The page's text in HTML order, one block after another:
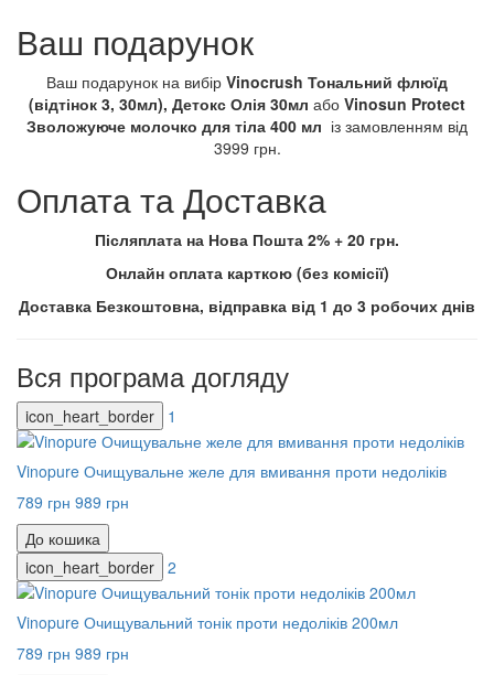
Ваш подарунок
Ваш подарунок на вибір Vinocrush Тональний флюїд
(відтінок 3, 30мл), Детокс Олія 30мл або Vinosun Protect
Зволожуюче молочко для тіла 400 мл із замовленням від
3999 грн.
Оплата та Доставка
Післяплата на Нова Пошта 2% + 20 грн.
Онлайн оплата карткою (без комісії)
Доставка Безкоштовна, відправка від 1 до 3 робочих днів
Вся програма догляду
icon_heart_border 1
Vinopure Очищувальне желе для вмивання проти недоліків
789 грн 989 грн
До кошика
icon_heart_border 2
Vinopure Очищувальний тонік проти недоліків 200мл
789 грн 989 грн